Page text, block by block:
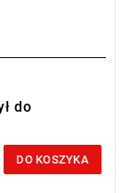
do
DO KOSZYKA